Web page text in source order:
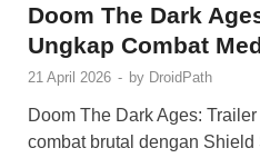
Doom The Dark
Ungkap Combat
21 April 2026 - by DroidPath
Doom The Dark Ages:
combat brutal dengan